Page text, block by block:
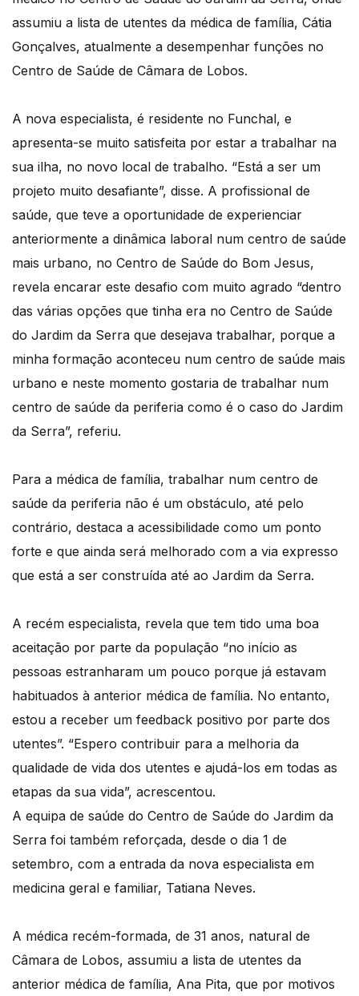
assumiu a lista de utentes da médica de família, Cátia
Gonçalves, atualmente a desempenhar funções no
Centro de Saúde de Câmara de Lobos.
A nova especialista, é residente no Funchal, e
apresenta-se muito satisfeita por estar a trabalhar na
sua ilha, no novo local de trabalho. “Está a ser um
projeto muito desafiante”, disse. A profissional de
saúde, que teve a oportunidade de experienciar
anteriormente a dinâmica laboral num centro de saúde
mais urbano, no Centro de Saúde do Bom Jesus,
revela encarar este desafio com muito agrado “dentro
das várias opções que tinha era no Centro de Saúde
do Jardim da Serra que desejava trabalhar, porque a
minha formação aconteceu num centro de saúde mais
urbano e neste momento gostaria de trabalhar num
centro de saúde da periferia como é o caso do Jardim
da Serra”, referiu.
Para a médica de família, trabalhar num centro de
saúde da periferia não é um obstáculo, até pelo
contrário, destaca a acessibilidade como um ponto
forte e que ainda será melhorado com a via expresso
que está a ser construída até ao Jardim da Serra.
A recém especialista, revela que tem tido uma boa
aceitação por parte da população “no início as
pessoas estranharam um pouco porque já estavam
habituados à anterior médica de família. No entanto,
estou a receber um feedback positivo por parte dos
utentes”. “Espero contribuir para a melhoria da
qualidade de vida dos utentes e ajudá-los em todas as
etapas da sua vida”, acrescentou.
A equipa de saúde do Centro de Saúde do Jardim da
Serra foi também reforçada, desde o dia 1 de
setembro, com a entrada da nova especialista em
medicina geral e familiar, Tatiana Neves.
A médica recém-formada, de 31 anos, natural de
Câmara de Lobos, assumiu a lista de utentes da
anterior médica de família, Ana Pita, que por motivos